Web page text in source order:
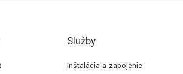
Služby
Inštalácia a zapojenie